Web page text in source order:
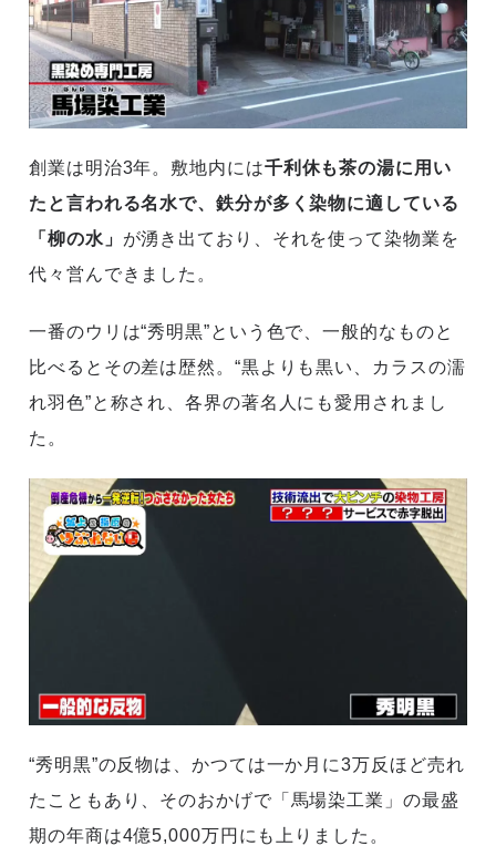
創業は明治3年。敷地内には千利休も茶の湯に用い
たと言われる名水で、鉄分が多く染物に適している
「柳の水」 が湧き出ており、それを使って染物業を
代々営んできました。
一番のウリは“秀明黒”という色で、一般的なものと
比べるとその差は歴然。“黒よりも黒い、カラスの濡
れ羽色”と称され、各界の著名人にも愛用されまし
た。
“秀明黒”の反物は、かつては一か月に3万反ほど売れ
たこともあり、そのおかげで「馬場染工業」の最盛
期の年商は4億5,000万円にも上りました。